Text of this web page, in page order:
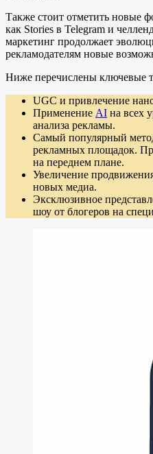
Также стоит отметить новые
как Stories в Telegram и
маркетинг продолжает
рекламодателям новые
Ниже перечислены ключевые
UGC и привлечение
Применение AI на всех
анализа рекламы.
Самый популярный
рекламных площадок.
на переднем плане.
Увеличение
новых медиа.
Эксклюзивное
шоу от блогеров на